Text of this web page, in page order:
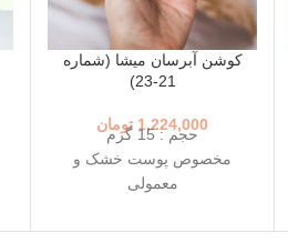
کوشن آبرسان میشا (شماره
21-23)
1,224,000 تومان
حجم : 15 گرم
مخصوص پوست خشک و
معمولی
رنگ 23 (Natural Beige - بژ